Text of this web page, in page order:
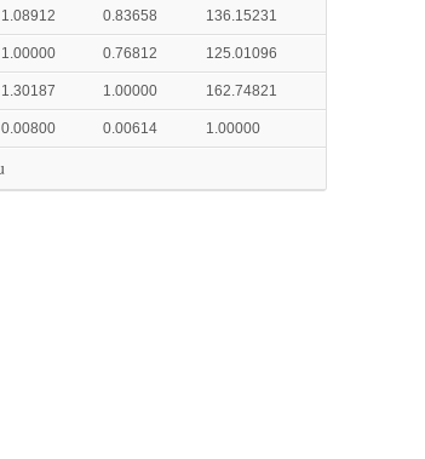
1.08912 0.83658 136.15231
1.00000 0.76812 125.01096
1.30187 1.00000 162.74821
0.00800 0.00614 1.00000